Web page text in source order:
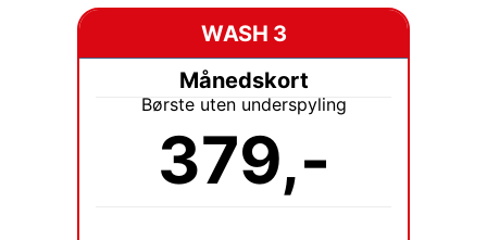
WASH 3
Månedskort
Børste uten underspyling
379,-